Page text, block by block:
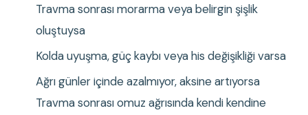
Travma sonrası morarma veya belirgin şişlik
oluştuysa
Kolda uyuşma, güç kaybı veya his değişikliği varsa
Ağrı günler içinde azalmıyor, aksine artıyorsa
Travma sonrası omuz ağrısında kendi kendine